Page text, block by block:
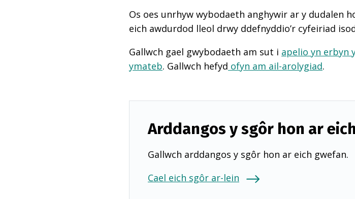
Os oes unrhyw wybodaeth anghywir ar y dudalen
eich awdurdod lleol drwy ddefnyddio’r cyfeiriad
Gallwch gael gwybodaeth am sut i apelio yn erbyn
ymateb. Gallwch hefyd ofyn am ail-arolygiad.
Arddangos y sgôr hon ar
Gallwch arddangos y sgôr hon ar eich gwefan.
Cael eich sgôr ar-lein